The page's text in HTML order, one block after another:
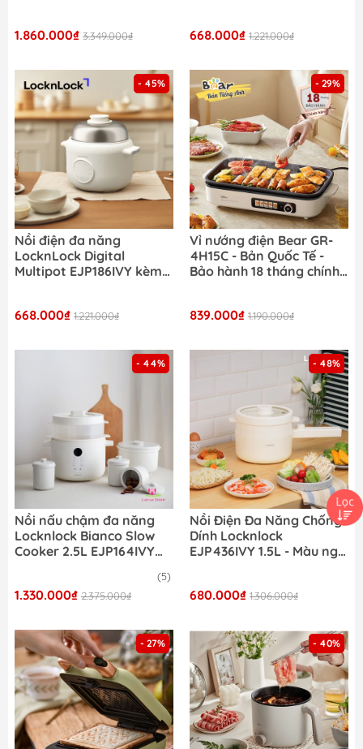
1.860.000₫ 3.349.000₫
668.000₫ 1.221.000₫
- 45%
Nồi điện đa năng
LocknLock Digital
Multipot EJP186IVY kèm
668.000₫ 1.221.000₫
- 29%
Vỉ nướng điện Bear GR-
4H15C - Bản Quốc Tế -
Bảo hành 18 tháng chính
839.000₫ 1.190.000₫
- 44%
Nồi nấu chậm đa năng
Locknlock Bianco Slow
Cooker 2.5L EJP164IVY
1.330.000₫ 2.375.000₫
- 48%
Nồi Điện Đa Năng Chống
Dính Locknlock
EJP436IVY 1.5L - Màu ngà
(5)
680.000₫ 1.306.000₫
- 27% - 40%